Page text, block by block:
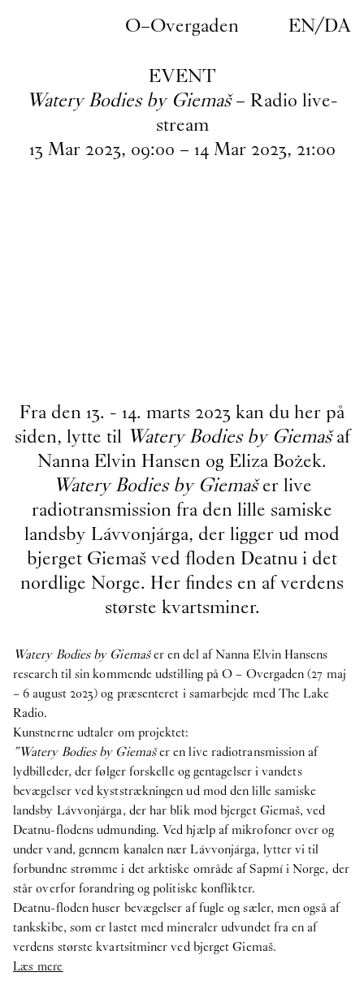
O–Overgaden EN/DA
EVENT
Watery Bodies by Giemaš– Radio live-
stream
13 Mar 2023, 09:00 – 14 Mar 2023, 21:00
Fra den 13. - 14. marts 2023 kan du her på
siden, lytte tilWatery Bodies by Giemašaf
Nanna Elvin Hansen og Eliza Bożek.
Watery Bodies by Giemašer live
radiotransmission fra den lille samiske
landsby Lávvonjárga, der ligger ud mod
bjerget Giemaš ved floden Deatnu i det
nordlige Norge. Her findes en af verdens
største kvartsminer.
Watery Bodies by Giemašer en del af Nanna Elvin Hansens
research til sin kommende udstilling på O – Overgaden (27 maj
– 6 august 2023) og præsenteret i samarbejde med The Lake
Radio.
Kunstnerne udtaler om projektet:
”Watery Bodies by Giemašer en live radiotransmission af
lydbilleder, der følger forskelle og gentagelser i vandets
bevægelser ved kyststrækningen ud mod den lille samiske
landsby Lávvonjárga, der har blik mod bjerget Giemaš, ved
Deatnu-flodens udmunding. Ved hjælp af mikrofoner over og
under vand, gennem kanalen nær Lávvonjárga, lytter vi til
forbundne strømme i det arktiske område af Sapmí i Norge, der
står overfor forandring og politiske konflikter.
Deatnu-floden huser bevægelser af fugle og sæler, men også af
tankskibe, som er lastet med mineraler udvundet fra en af
verdens største kvartsitminer ved bjerget Giemaš.
Læs mere